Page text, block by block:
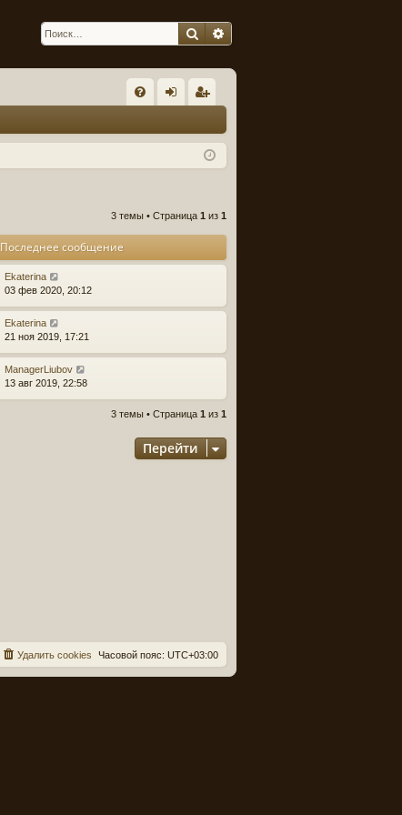
Поиск
Q д ис
3 темы • Страница 1 из 1
Последнее сообщение
Ekaterina
03 фев 2020, 20:12
Ekaterina
21 ноя 2019, 17:21
ManagerLiubov
13 авг 2019, 22:58
3 темы • Страница 1 из 1
Перейти
Часовой пояс: UTC+03:00
Удалить cookies